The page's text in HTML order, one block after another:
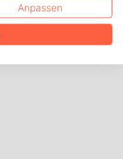
Anpassen